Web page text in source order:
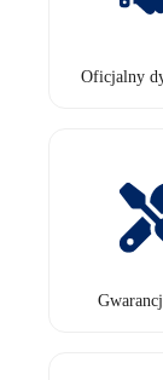
Oficjalny